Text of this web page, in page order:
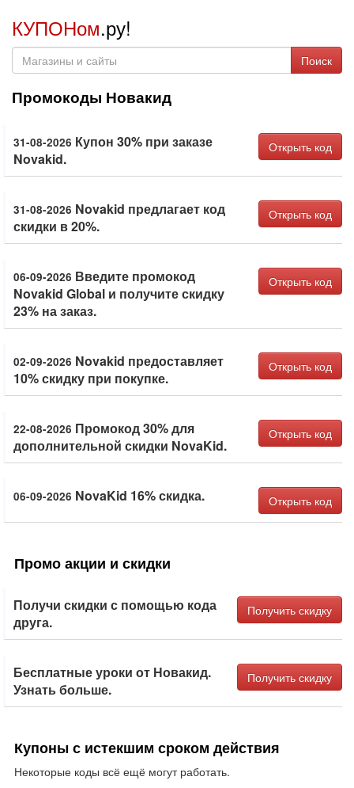
КУПОНом.ру!
Поиск
Промокоды Новакид
31-08-2026 Купон 30% при заказе
Novakid.
Открыть код
31-08-2026 Novakid предлагает код
скидки в 20%.
Открыть код
06-09-2026 Введите промокод
Novakid Global и получите скидку
23% на заказ.
Открыть код
02-09-2026 Novakid предоставляет
10% скидку при покупке.
Открыть код
22-08-2026 Промокод 30% для
дополнительной скидки NovaKid.
Открыть код
06-09-2026 NovaKid 16% скидка. Открыть код
Промо акции и скидки
Получи скидки с помощью кода
друга.
Получить скидку
Бесплатные уроки от Новакид.
Узнать больше.
Получить скидку
Купоны с истекшим сроком действия
Некоторые коды всё ещё могут работать.